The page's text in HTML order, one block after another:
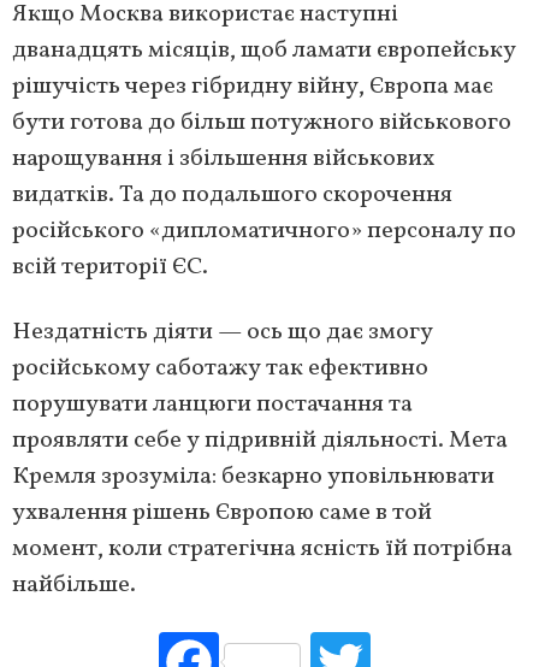
Якщо Москва використає наступні
дванадцять місяців, щоб ламати європейську
рішучість через гібридну війну, Європа має
бути готова до більш потужного військового
нарощування і збільшення військових
видатків. Та до подальшого скорочення
російського «дипломатичного» персоналу по
всій території ЄС.
Нездатність діяти — ось що дає змогу
російському саботажу так ефективно
порушувати ланцюги постачання та
проявляти себе у підривній діяльності. Мета
Кремля зрозуміла: безкарно уповільнювати
ухвалення рішень Європою саме в той
момент, коли стратегічна ясність їй потрібна
найбільше.
Fac